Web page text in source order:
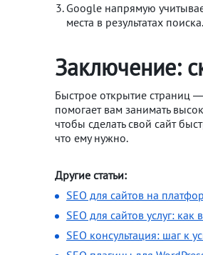
Google напрямую
места в результатах поиска.
Заключение:
Быстрое открытие страниц
помогает вам занимать
чтобы сделать свой сайт
что ему нужно.
Другие статьи:
SEO для сайтов на
SEO для сайтов услуг:
SEO консультация: шаг к